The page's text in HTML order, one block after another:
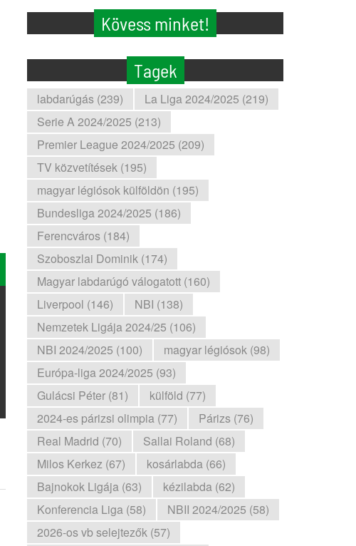
Kövess minket!
Tagek
labdarúgás (239)
La Liga 2024/2025 (219)
Serie A 2024/2025 (213)
Premier League 2024/2025 (209)
TV közvetítések (195)
magyar légiósok külföldön (195)
Bundesliga 2024/2025 (186)
Ferencváros (184)
Szoboszlai Dominik (174)
Magyar labdarúgó válogatott (160)
Liverpool (146)
NBI (138)
Nemzetek Ligája 2024/25 (106)
NBI 2024/2025 (100)
magyar légiósok (98)
Európa-liga 2024/2025 (93)
Gulácsi Péter (81)
külföld (77)
2024-es párizsi olimpia (77)
Párizs (76)
Real Madrid (70)
Sallai Roland (68)
Milos Kerkez (67)
kosárlabda (66)
Bajnokok Ligája (63)
kézilabda (62)
Konferencia Liga (58)
NBII 2024/2025 (58)
2026-os vb selejtezők (57)